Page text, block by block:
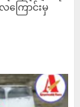
ြောင်းမှ